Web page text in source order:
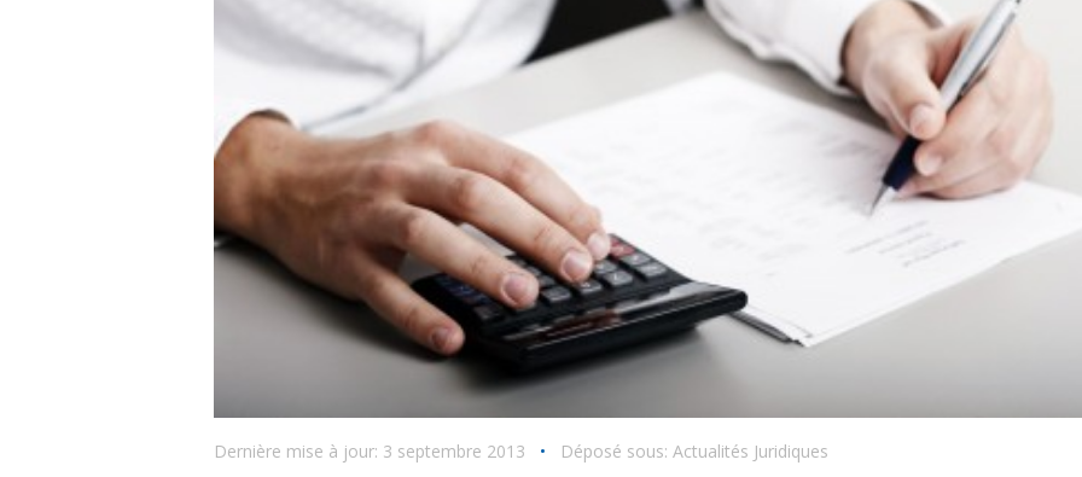
Dernière mise à jour: 3 septembre 2013 • Déposé sous: Actualités Juridiques